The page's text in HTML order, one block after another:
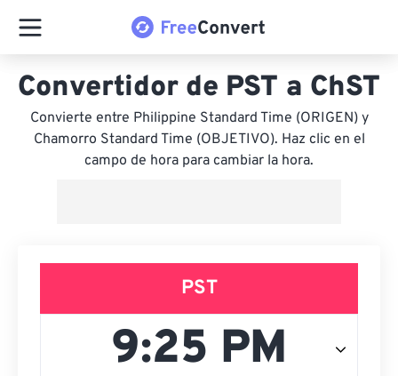
Convertidor de PST a ChST
Convierte entre Philippine Standard Time (ORIGEN) y
Chamorro Standard Time (OBJETIVO). Haz clic en el
campo de hora para cambiar la hora.
PST